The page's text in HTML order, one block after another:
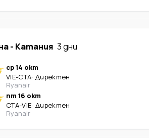
- Катания 3 дни
ср 14 окт
VIE-CTA· Директен
Ryanair
пт 16 окт
CTA-VIE· Директен
Ryanair